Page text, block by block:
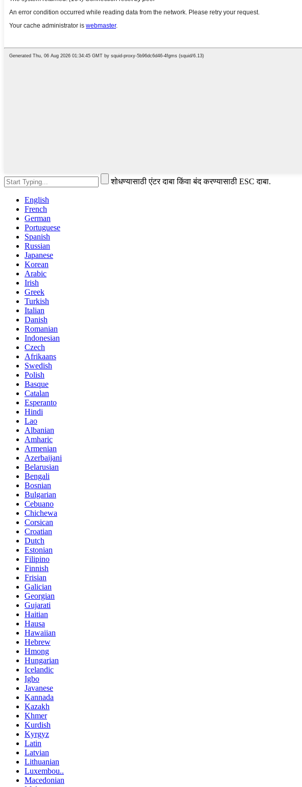
शोधण्यासाठी एंटर दाबा किंवा बंद करण्यासाठी ESC दाबा.
English
French
German
Portuguese
Spanish
Russian
Japanese
Korean
Arabic
Irish
Greek
Turkish
Italian
Danish
Romanian
Indonesian
Czech
Afrikaans
Swedish
Polish
Basque
Catalan
Esperanto
Hindi
Lao
Albanian
Amharic
Armenian
Azerbaijani
Belarusian
Bengali
Bosnian
Bulgarian
Cebuano
Chichewa
Corsican
Croatian
Dutch
Estonian
Filipino
Finnish
Frisian
Galician
Georgian
Gujarati
Haitian
Hausa
Hawaiian
Hebrew
Hmong
Hungarian
Icelandic
Igbo
Javanese
Kannada
Kazakh
Khmer
Kurdish
Kyrgyz
Latin
Latvian
Lithuanian
Luxembou..
Macedonian